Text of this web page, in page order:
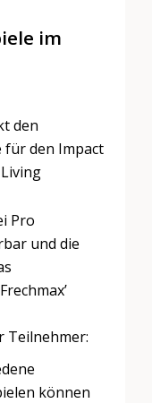
im
den
für den Impact
Pro
und die
Teilnehmer:
können